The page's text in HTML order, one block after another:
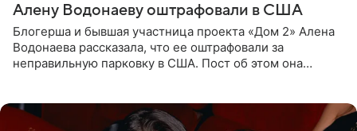
Алену Водонаеву оштрафовали в США
Блогерша и бывшая участница проекта «Дом 2» Алена
Водонаева рассказала, что ее оштрафовали за
неправильную парковку в США. Пост об этом она